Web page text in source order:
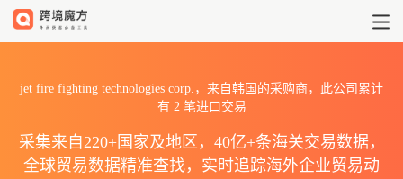
jet fire fighting technologies corp.，来自韩国的采购商，此公司累计
有 2笔进口交易
采集来自220+国家及地区，40亿+条海关交易数据，
全球贸易数据精准查找，实时追踪海外企业贸易动